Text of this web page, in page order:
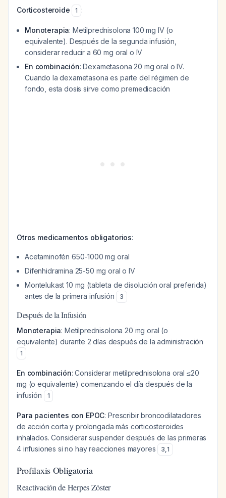
Corticosteroide 1 :
Monoterapia: Metilprednisolona 100 mg IV (o
equivalente). Después de la segunda infusión,
considerar reducir a 60 mg oral o IV
En combinación: Dexametasona 20 mg oral o IV.
Cuando la dexametasona es parte del régimen de
fondo, esta dosis sirve como premedicación
Otros medicamentos obligatorios:
Acetaminofén 650-1000 mg oral
Difenhidramina 25-50 mg oral o IV
Montelukast 10 mg (tableta de disolución oral preferida)
antes de la primera infusión
3
Después de la Infusión
Monoterapia: Metilprednisolona 20 mg oral (o
equivalente) durante 2 días después de la administración
1
En combinación: Considerar metilprednisolona oral ≤20
mg (o equivalente) comenzando el día después de la
infusión
1
Para pacientes con EPOC: Prescribir broncodilatadores
de acción corta y prolongada más corticosteroides
inhalados. Considerar suspender después de las primeras
4 infusiones si no hay reacciones mayores
3,1
Profilaxis Obligatoria
Reactivación de Herpes Zóster